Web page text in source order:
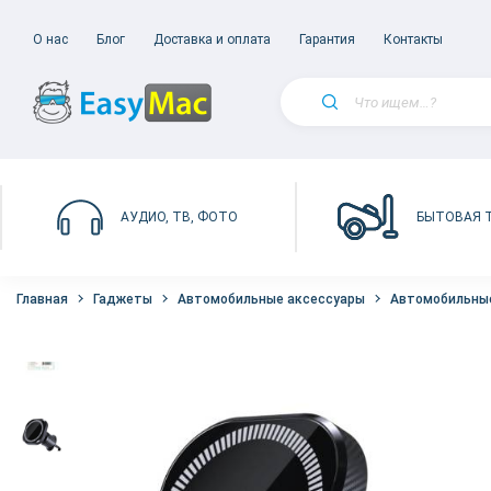
О нас Блог Доставка и оплата Гарантия Контакты
АУДИО, ТВ, ФОТО БЫТОВАЯ
Главная Гаджеты Автомобильные аксессуары